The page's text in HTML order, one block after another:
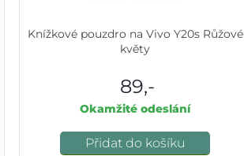
Knížkové pouzdro na Vivo Y20s Růžové
květy
89,-
Okamžité odeslání
Přidat do košíku